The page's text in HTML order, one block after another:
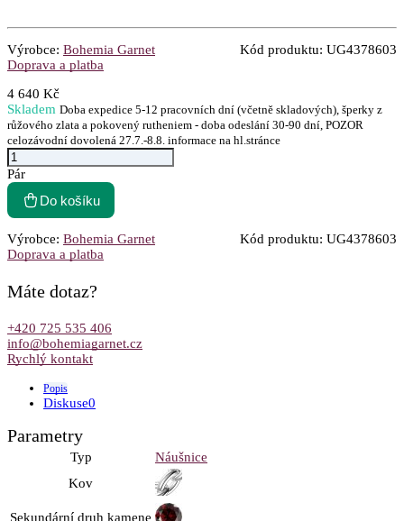
Výrobce: Bohemia Garnet Kód produktu: UG4378603
Doprava a platba
4 640 Kč
Skladem Doba expedice 5-12 pracovních dní (včetně skladových), šperky z
růžového zlata a pokovený rutheniem - doba odeslání 30-90 dní, POZOR
celozávodní dovolená 27.7.-8.8. informace na hl.stránce
Pár
Do košíku
Výrobce: Bohemia Garnet Kód produktu: UG4378603
Doprava a platba
Máte dotaz?
+420 725 535 406
info@bohemiagarnet.cz
Rychlý kontakt
Popis
Diskuse0
Parametry
Typ
Náušnice
Kov
Sekundární druh kamene